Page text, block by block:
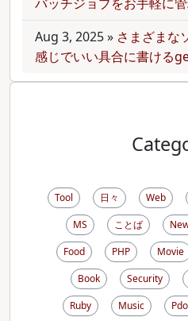
Aug 3, 2025» さまざまな
感じでいい具合に書ける
Tool 日々 Web
MS
ことば
Food
PHP Movie
Book
Security
Ruby
Music